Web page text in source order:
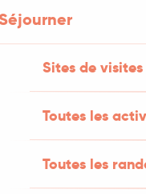
Sites de visites
Toutes les
Toutes les